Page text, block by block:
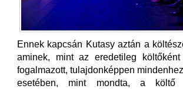
Ennek kapcsán Kutasy aztán a
aminek, mint az eredetileg
fogalmazott, tulajdonképpen
esetében, mint mondta, a költő